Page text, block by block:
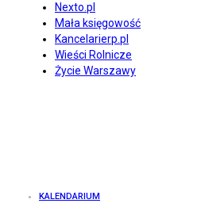
Nexto.pl
Mała księgowość
Kancelarierp.pl
Wieści Rolnicze
Życie Warszawy
KALENDARIUM